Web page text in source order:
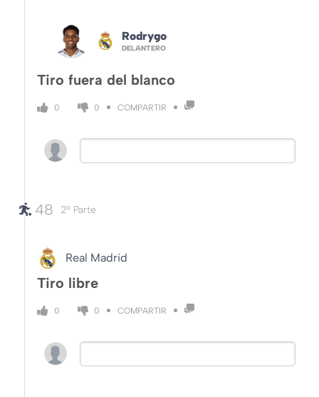
Rodrygo
DELANTERO
Tiro fuera del blanco
0 0 COMPARTIR
48 2º Parte
Real Madrid
Tiro libre
0 0 COMPARTIR